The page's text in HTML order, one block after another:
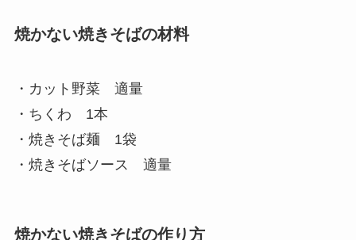
焼かない焼きそばの材料
・カット野菜 適量
・ちくわ 1本
・焼きそば麺 1袋
・焼きそばソース 適量
焼かない焼きそばの作り方